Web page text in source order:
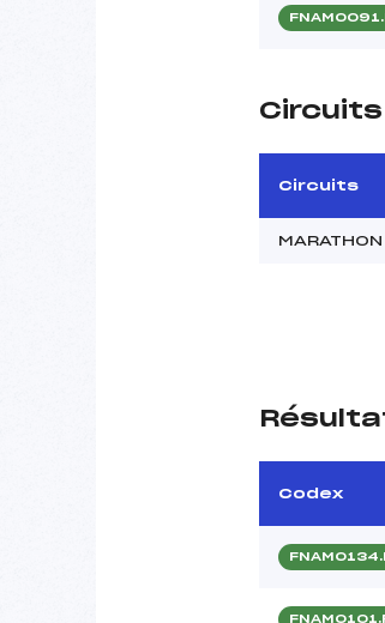
Circuits
Codex